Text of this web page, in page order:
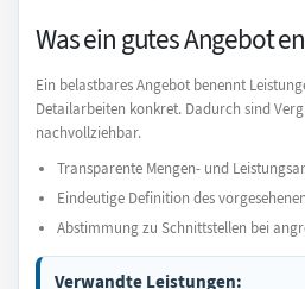
Was ein gutes Angebot
Ein belastbares Angebot benennt
Detailarbeiten konkret. Dadurch sind
nachvollziehbar.
Transparente Mengen- und
Eindeutige Definition des
Abstimmung zu Schnittstellen bei
Verwandte Leistungen: